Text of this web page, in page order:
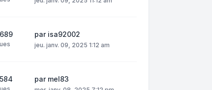
par isa92002
jeu. janv. 09, 2025 1:12 am
par mel83